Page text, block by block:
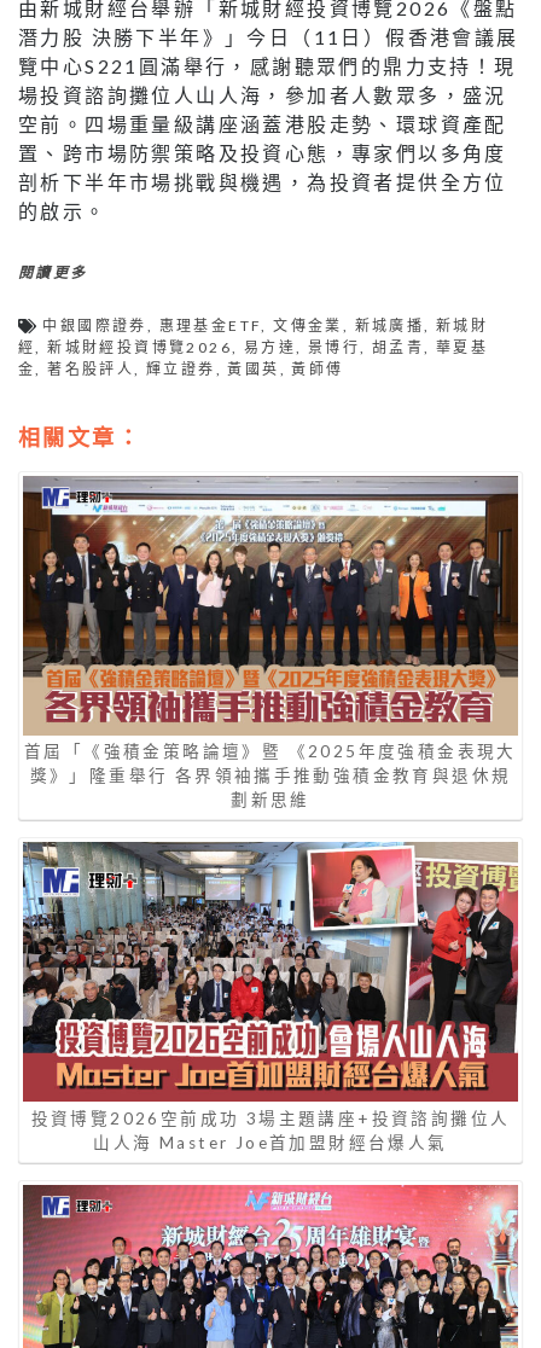
由新城財經台舉辦「新城財經投資博覽2026《盤點
潛力股 決勝下半年》」今日（11日）假香港會議展
覽中心S221圓滿舉行，感謝聽眾們的鼎力支持！現
場投資諮詢攤位人山人海，參加者人數眾多，盛況
空前。四場重量級講座涵蓋港股走勢、環球資產配
置、跨市場防禦策略及投資心態，專家們以多角度
剖析下半年市場挑戰與機遇，為投資者提供全方位
的啟示。
閱讀更多
中銀國際證券 惠理基金ETF ,文傳金業 新城廣播 ,新城財
經
,新城財經投資博覽2026 易方達 景博行 胡孟青
華夏基
金
,著名股評人 ,輝立證券 ,黃國英 ,黃師傅
相關文章：
首屆「《強積金策略論壇》暨 《2025年度強積金表現大
獎》」隆重舉行 各界領袖攜手推動強積金教育與退休規
劃新思維
投資博覽2026空前成功 3場主題講座+投資諮詢攤位人
山人海 Master Joe首加盟財經台爆人氣